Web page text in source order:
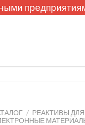
/ РЕАКТИВЫ